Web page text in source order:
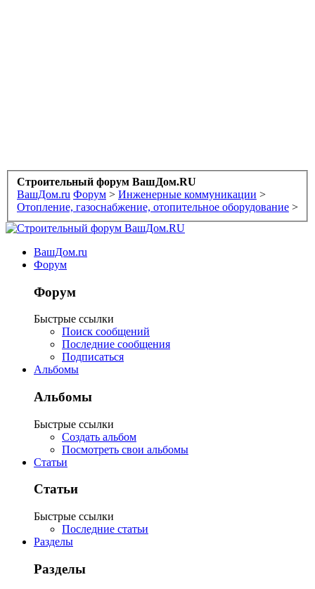
Строительный форум ВашДом.RU
ВашДом.ru Форум > Инженерные коммуникации >
Отопление, газоснабжение, отопительное оборудование >
ВашДом.ru
Форум
Форум
Быстрые ссылки
Поиск сообщений
Последние сообщения
Подписаться
Альбомы
Альбомы
Быстрые ссылки
Создать альбом
Посмотреть свои альбомы
Статьи
Статьи
Быстрые ссылки
Последние статьи
Разделы
Разделы